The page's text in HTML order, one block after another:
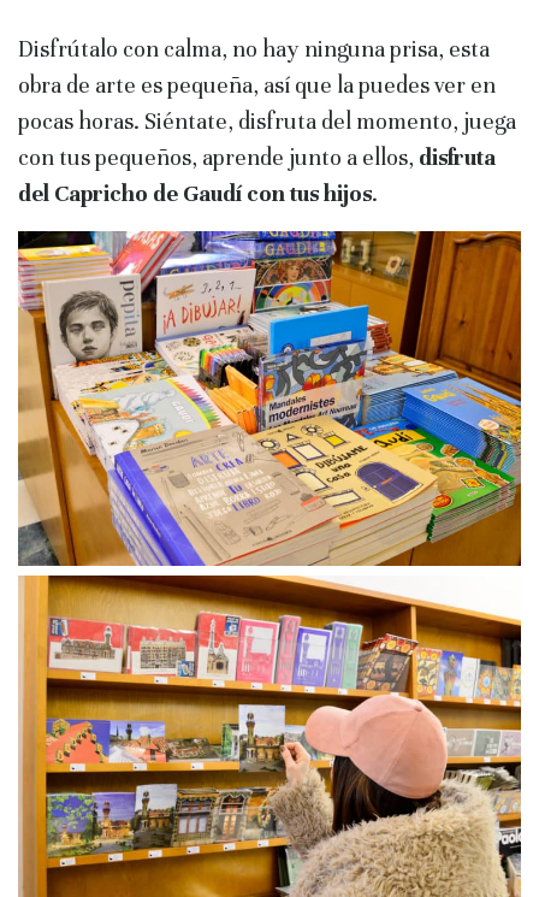
Disfrútalo con calma, no hay ninguna prisa, esta
obra de arte es pequeña, así que la puedes ver en
pocas horas. Siéntate, disfruta del momento, juega
con tus pequeños, aprende junto a ellos, disfruta
del Capricho de Gaudí con tus hijos.